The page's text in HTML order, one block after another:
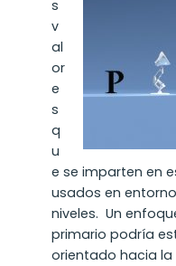
s
v
al
or
e
s
q
u
e se imparten en
usados en
niveles. Un
primario podría
orientado hacia